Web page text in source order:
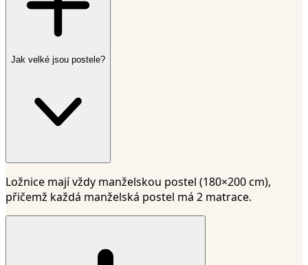
Jak velké jsou postele?
Ložnice mají vždy manželskou postel (180×200 cm),
přičemž každá manželská postel má 2 matrace.